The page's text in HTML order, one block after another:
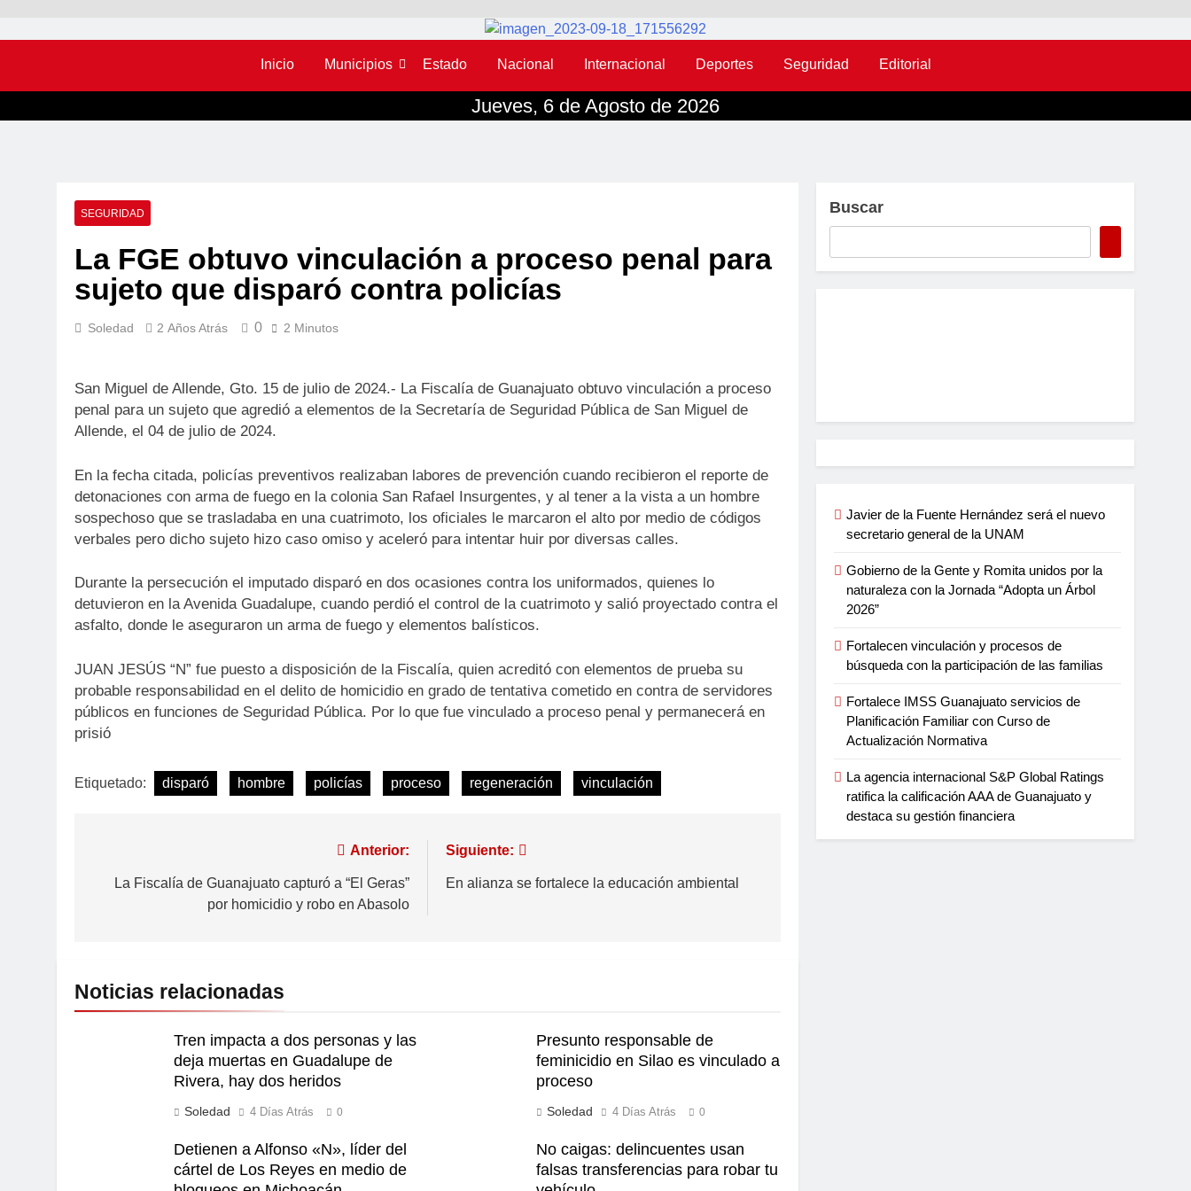
Inicio Municipios Estado Nacional Internacional Deportes Seguridad Editorial
Jueves, 6 de Agosto de 2026
SEGURIDAD
La FGE obtuvo vinculación a proceso penal para
sujeto que disparó contra policías
Soledad 2 Años Atrás 0 2 Minutos
San Miguel de Allende, Gto. 15 de julio de 2024.- La Fiscalía de Guanajuato obtuvo vinculación a proceso
penal para un sujeto que agredió a elementos de la Secretaría de Seguridad Pública de San Miguel de
Allende, el 04 de julio de 2024.
En la fecha citada, policías preventivos realizaban labores de prevención cuando recibieron el reporte de
detonaciones con arma de fuego en la colonia San Rafael Insurgentes, y al tener a la vista a un hombre
sospechoso que se trasladaba en una cuatrimoto, los oficiales le marcaron el alto por medio de códigos
verbales pero dicho sujeto hizo caso omiso y aceleró para intentar huir por diversas calles.
Durante la persecución el imputado disparó en dos ocasiones contra los uniformados, quienes lo
detuvieron en la Avenida Guadalupe, cuando perdió el control de la cuatrimoto y salió proyectado contra el
asfalto, donde le aseguraron un arma de fuego y elementos balísticos.
JUAN JESÚS “N” fue puesto a disposición de la Fiscalía, quien acreditó con elementos de prueba su
probable responsabilidad en el delito de homicidio en grado de tentativa cometido en contra de servidores
públicos en funciones de Seguridad Pública. Por lo que fue vinculado a proceso penal y permanecerá en
prisió
Etiquetado: disparó hombre policías proceso regeneración vinculación
Anterior:
La Fiscalía de Guanajuato capturó a “El Geras”
por homicidio y robo en Abasolo
Siguiente:
En alianza se fortalece la educación ambiental
Noticias relacionadas
Tren impacta a dos personas y las
deja muertas en Guadalupe de
Rivera, hay dos heridos
Soledad 4 Días Atrás 0
Presunto responsable de
feminicidio en Silao es vinculado a
proceso
Soledad 4 Días Atrás 0
Detienen a Alfonso «N», líder del
cártel de Los Reyes en medio de
No caigas: delincuentes usan
falsas transferencias para robar tu
Buscar
Javier de la Fuente Hernández será el nuevo
secretario general de la UNAM
Gobierno de la Gente y Romita unidos por la
naturaleza con la Jornada “Adopta un Árbol
2026”
Fortalecen vinculación y procesos de
búsqueda con la participación de las familias
Fortalece IMSS Guanajuato servicios de
Planificación Familiar con Curso de
Actualización Normativa
La agencia internacional S&P Global Ratings
ratifica la calificación AAA de Guanajuato y
destaca su gestión financiera